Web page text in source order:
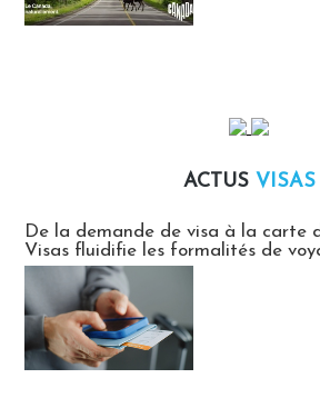
ACTUS VISAS
De la demande de visa à la carte
Visas fluidifie les formalités de